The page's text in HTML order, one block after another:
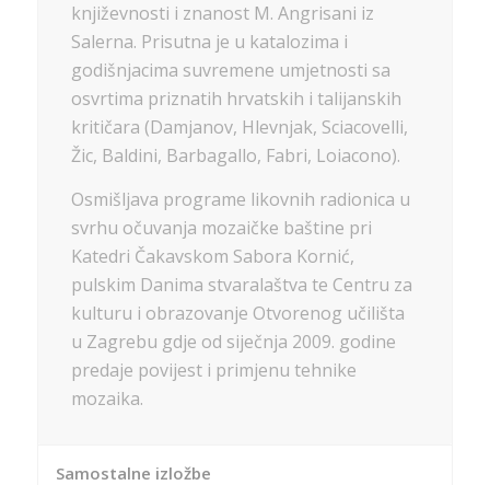
književnosti i znanost M. Angrisani iz
Salerna. Prisutna je u katalozima i
godišnjacima suvremene umjetnosti sa
osvrtima priznatih hrvatskih i talijanskih
kritičara (Damjanov, Hlevnjak, Sciacovelli,
Žic, Baldini, Barbagallo, Fabri, Loiacono).
Osmišljava programe likovnih radionica u
svrhu očuvanja mozaičke baštine pri
Katedri Čakavskom Sabora Kornić,
pulskim Danima stvaralaštva te Centru za
kulturu i obrazovanje Otvorenog učilišta
u Zagrebu gdje od siječnja 2009. godine
predaje povijest i primjenu tehnike
mozaika.
Samostalne izložbe